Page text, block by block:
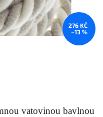
vatovinou bavlnou
276 KČ
–13 %